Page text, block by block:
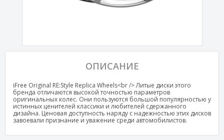
ОПИСАНИЕ
iFree Original RE:Style Replica Wheels<br /> Литые диски этого
бренда отличаются высокой точностью параметров
оригинальных колес. Они пользуются большой популярностью у
истинных ценителей классики и любителей сдержанного
дизайна. Ценовая доступность наряду с надежностью этих дисков
завоевали признание и уважение среди автомобилистов.